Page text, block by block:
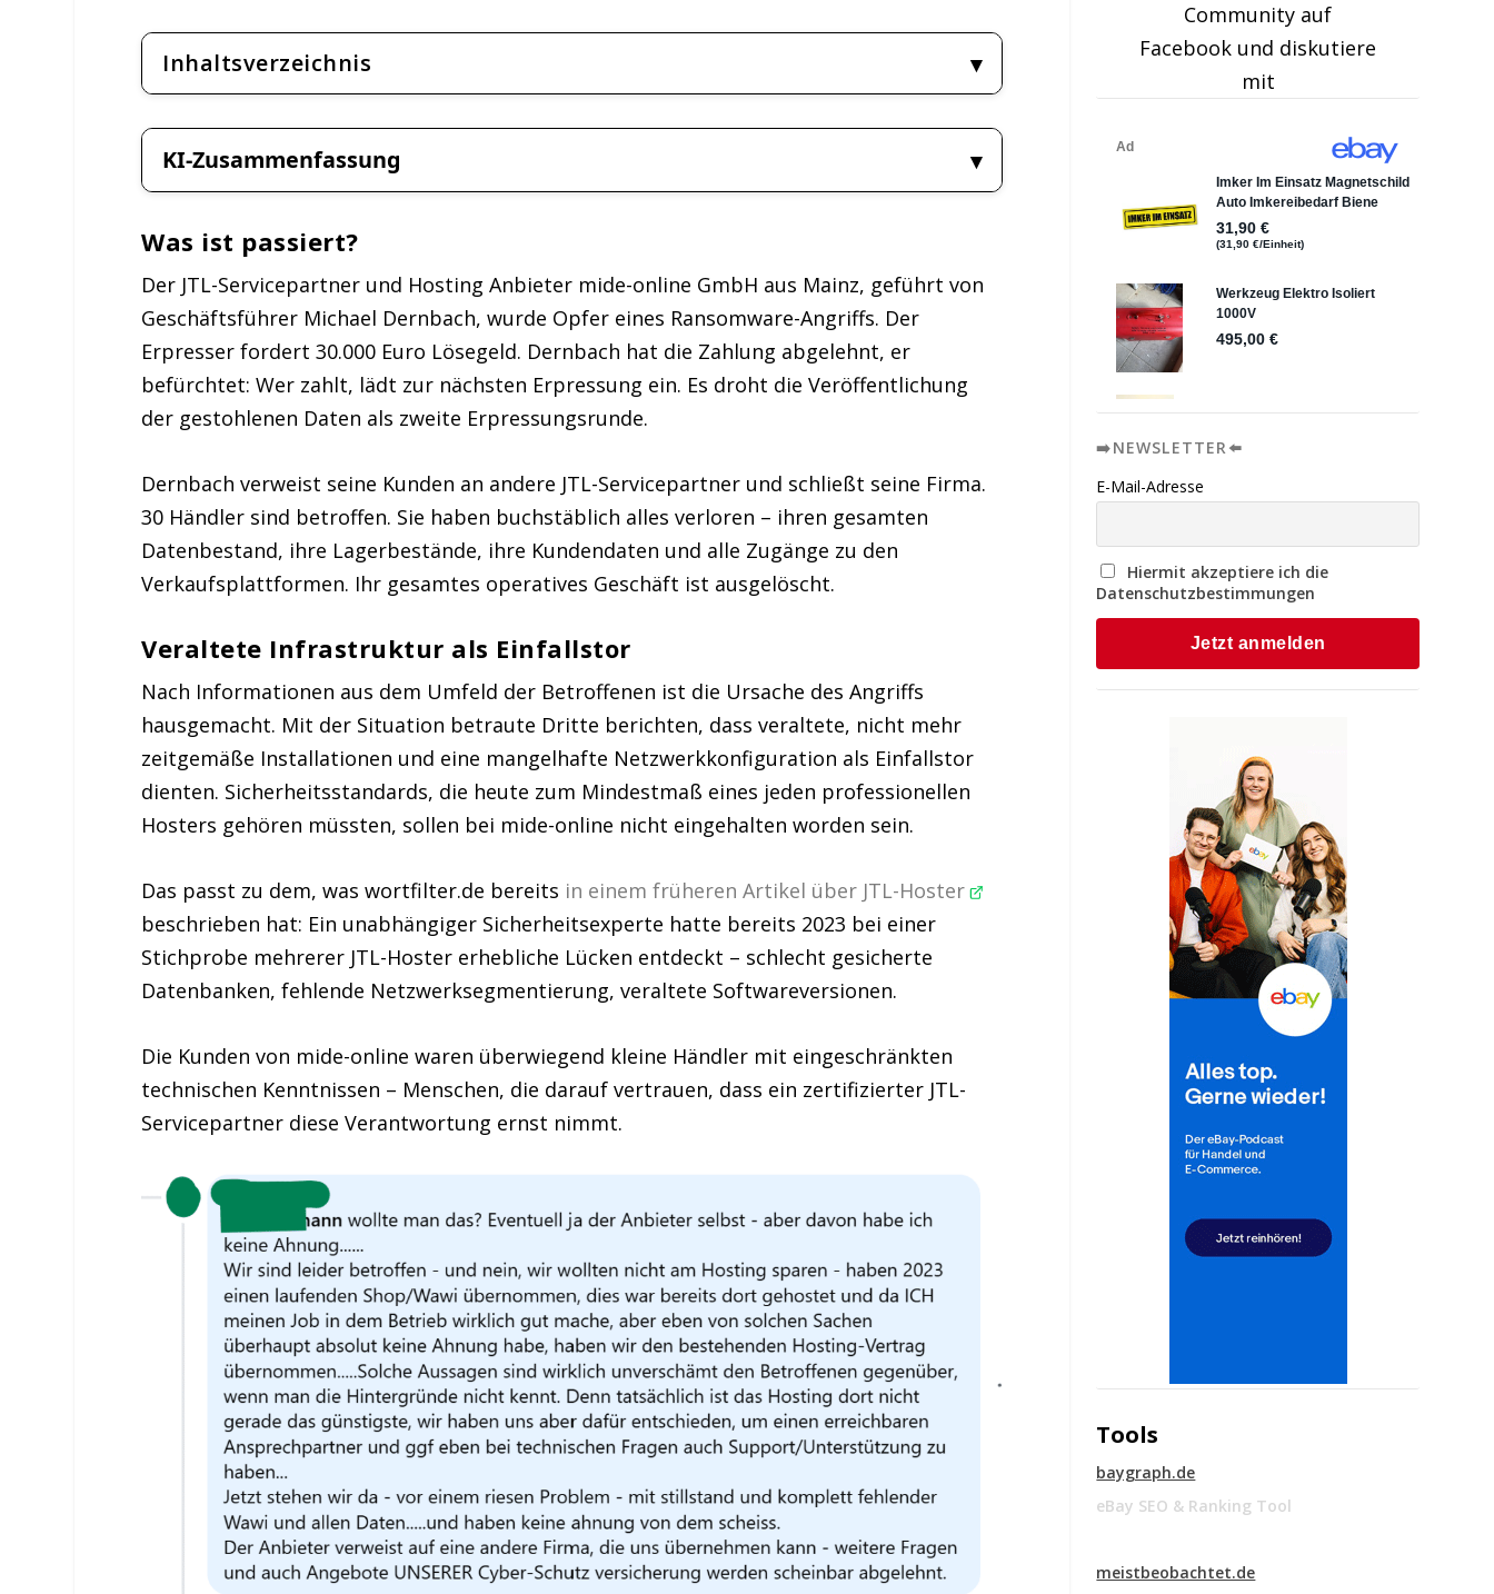
Inhaltsverzeichnis
KI-Zusammenfassung
Was ist passiert?
Der JTL-Servicepartner und Hosting Anbieter mide-online GmbH aus Mainz, geführt von
Geschäftsführer Michael Dernbach, wurde Opfer eines Ransomware-Angriffs. Der
Erpresser fordert 30.000 Euro Lösegeld. Dernbach hat die Zahlung abgelehnt, er
befürchtet: Wer zahlt, lädt zur nächsten Erpressung ein. Es droht die Veröffentlichung
der gestohlenen Daten als zweite Erpressungsrunde.
Dernbach verweist seine Kunden an andere JTL-Servicepartner und schließt seine Firma.
30 Händler sind betroffen. Sie haben buchstäblich alles verloren – ihren gesamten
Datenbestand, ihre Lagerbestände, ihre Kundendaten und alle Zugänge zu den
Verkaufsplattformen. Ihr gesamtes operatives Geschäft ist ausgelöscht.
Veraltete Infrastruktur als Einfallstor
Nach Informationen aus dem Umfeld der Betroffenen ist die Ursache des Angriffs
hausgemacht. Mit der Situation betraute Dritte berichten, dass veraltete, nicht mehr
zeitgemäße Installationen und eine mangelhafte Netzwerkkonfiguration als Einfallstor
dienten. Sicherheitsstandards, die heute zum Mindestmaß eines jeden professionellen
Hosters gehören müssten, sollen bei mide-online nicht eingehalten worden sein.
Das passt zu dem, was wortfilter.de bereits in einem früheren Artikel über JTL-Hoster
beschrieben hat: Ein unabhängiger Sicherheitsexperte hatte bereits 2023 bei einer
Stichprobe mehrerer JTL-Hoster erhebliche Lücken entdeckt – schlecht gesicherte
Datenbanken, fehlende Netzwerksegmentierung, veraltete Softwareversionen.
Die Kunden von mide-online waren überwiegend kleine Händler mit eingeschränkten
technischen Kenntnissen – Menschen, die darauf vertrauen, dass ein zertifizierter JTL-
Servicepartner diese Verantwortung ernst nimmt.
Community auf
Facebook und diskutiere
mit
➡️NEWSLETTER⬅️
E-Mail-Adresse
Hiermit akzeptiere ich die
Datenschutzbestimmungen
Tools
baygraph.de
eBay SEO & Ranking Tool
meistbeobachtet.de